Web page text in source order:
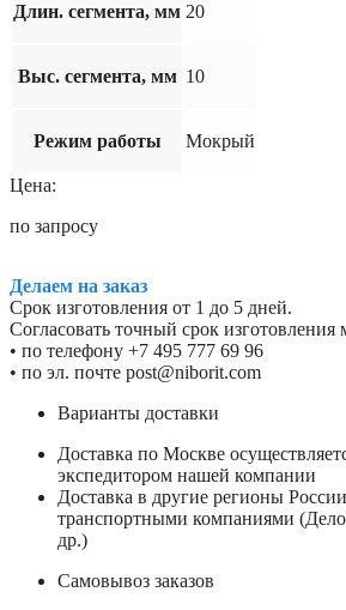
Длин. сегмента, мм 20
Выс. сегмента, мм 10
Режим работы Мокрый
Цена:
по запросу
Делаем на заказ
Срок изготовления от 1 до 5 дней.
Согласовать точный срок изготовления
• по телефону +7 495 777 69 96
• по эл. почте post@niborit.com
Варианты доставки
Доставка по Москве
экспедитором нашей компании
Доставка в другие регионы
транспортными компаниями
др.)
Самовывоз заказов